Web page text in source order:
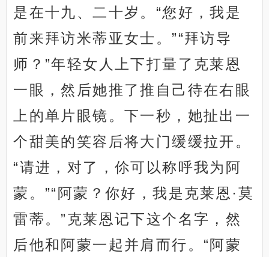
是在十九、二十岁。“您好，我是
前来拜访米蒂亚女士。”“拜访导
师？”年轻女人上下打量了克莱恩
一眼，然后她推了推自己待在右眼
上的单片眼镜。下一秒，她扯出一
个甜美的笑容后将大门缓缓拉开。
“请进，对了，伱可以称呼我为阿
蒙。”“阿蒙？你好，我是克莱恩·莫
雷蒂。”克莱恩记下这个名字，然
后他和阿蒙一起并肩而行。“阿蒙